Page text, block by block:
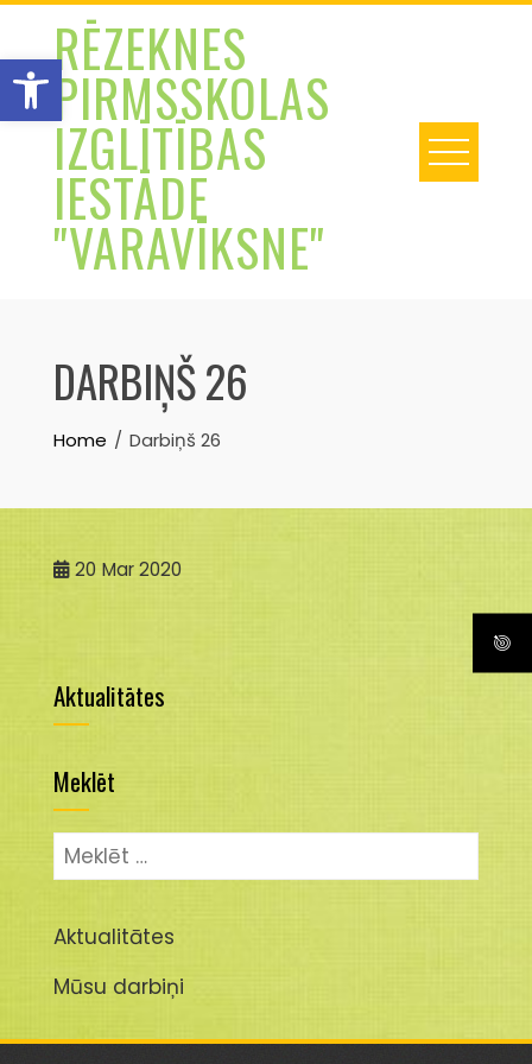
Open toolbar
Skip
contentRĒZEKNES
PIRMSSKOLAS
IZGLĪTĪBAS
IESTĀDE
"VARAVĪKSNE"
DARBIŅŠ 26
Home Darbiņš 26
20 Mar 2020
Aktualitātes
Meklēt
Meklēt:
Aktualitātes
Mūsu darbiņi